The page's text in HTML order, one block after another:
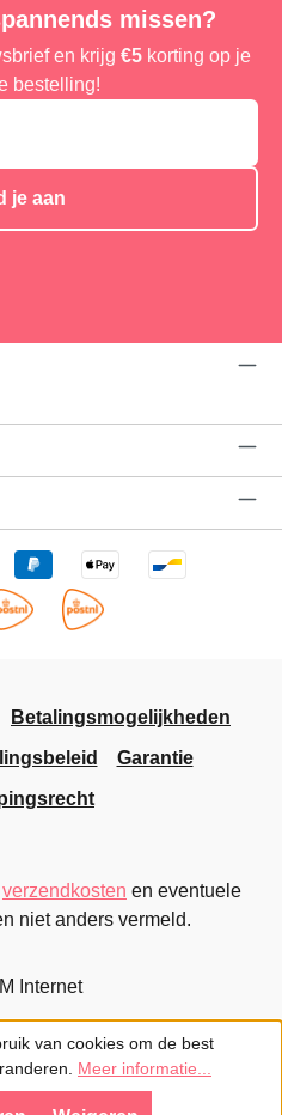
missen?
en krijg €5korting op je
bestelling!
je aan
Betalingsmogelijkheden
Garantie
verzendkosten en eventuele
niet anders vermeld.
Internet
van cookies om de best
Meer informatie...